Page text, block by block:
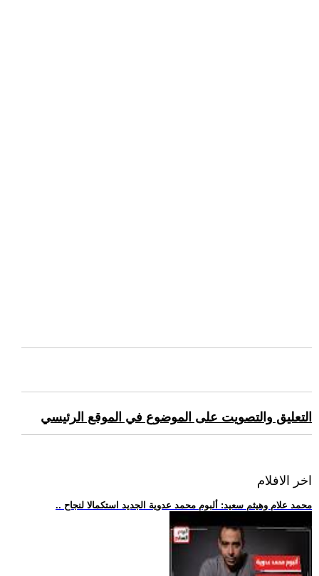
التعليق والتصويت على الموضوع في الموقع الرئيسي
اخر الافلام
.. محمد علام وهيثم سعيد: ألبوم محمد عدوية الجديد استكمالا لنجاح